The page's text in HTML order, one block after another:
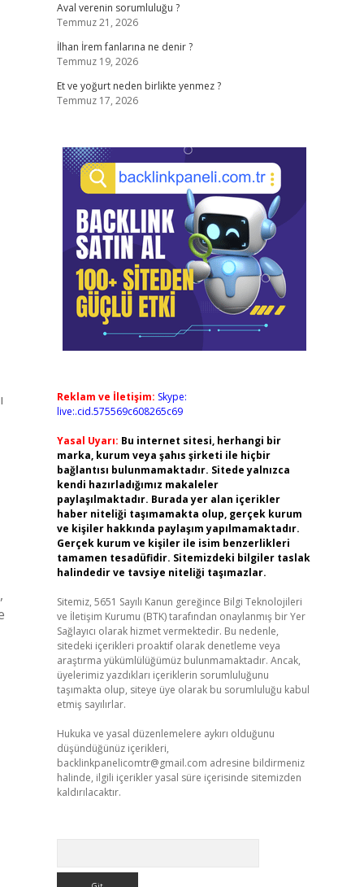
Aval verenin sorumluluğu ?
Temmuz 21, 2026
İlhan İrem fanlarına ne denir ?
Temmuz 19, 2026
Et ve yoğurt neden birlikte yenmez ?
Temmuz 17, 2026
Reklam ve İletişim: Skype:
live:.cid.575569c608265c69
Yasal Uyarı: Bu internet sitesi, herhangi bir
marka, kurum veya şahıs şirketi ile hiçbir
bağlantısı bulunmamaktadır. Sitede yalnızca
kendi hazırladığımız makaleler
paylaşılmaktadır. Burada yer alan içerikler
haber niteliği taşımamakta olup, gerçek kurum
ve kişiler hakkında paylaşım yapılmamaktadır.
Gerçek kurum ve kişiler ile isim benzerlikleri
tamamen tesadüfidir. Sitemizdeki bilgiler taslak
halindedir ve tavsiye niteliği taşımazlar.
Sitemiz, 5651 Sayılı Kanun gereğince Bilgi Teknolojileri
ve İletişim Kurumu (BTK) tarafından onaylanmış bir Yer
Sağlayıcı olarak hizmet vermektedir. Bu nedenle,
sitedeki içerikleri proaktif olarak denetleme veya
araştırma yükümlülüğümüz bulunmamaktadır. Ancak,
üyelerimiz yazdıkları içeriklerin sorumluluğunu
taşımakta olup, siteye üye olarak bu sorumluluğu kabul
etmiş sayılırlar.
Hukuka ve yasal düzenlemelere aykırı olduğunu
düşündüğünüz içerikleri,
backlinkpanelicomtr@gmail.com adresine bildirmeniz
halinde, ilgili içerikler yasal süre içerisinde sitemizden
kaldırılacaktır.